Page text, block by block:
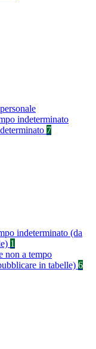
indeterminato
7
indeterminato (da
1
non a tempo
in tabelle) 6